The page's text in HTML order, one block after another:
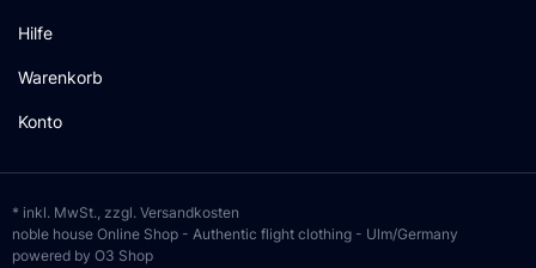
Hilfe
Warenkorb
Konto
* inkl. MwSt., zzgl. Versandkosten
noble house Online Shop - Authentic flight clothing - Ulm/Germany
powered by O3 Shop